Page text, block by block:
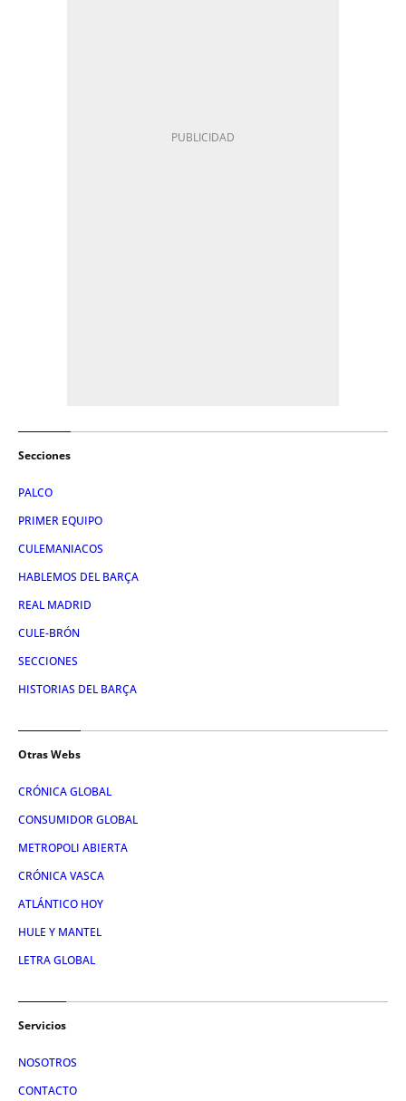
Secciones
PALCO
PRIMER EQUIPO
CULEMANIACOS
HABLEMOS DEL BARÇA
REAL MADRID
CULE-BRÓN
SECCIONES
HISTORIAS DEL BARÇA
Otras Webs
CRÓNICA GLOBAL
CONSUMIDOR GLOBAL
METROPOLI ABIERTA
CRÓNICA VASCA
ATLÁNTICO HOY
HULE Y MANTEL
LETRA GLOBAL
Servicios
NOSOTROS
CONTACTO